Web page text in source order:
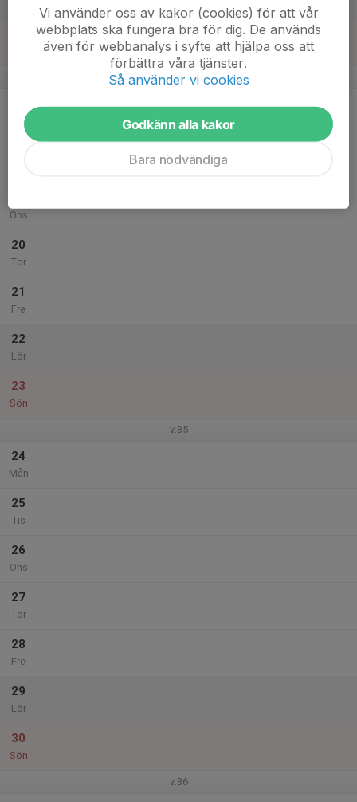
v.34
Mån
Ons
20
Tor
21
Fre
22
Lör
23
Sön
v.35
24
Mån
25
Tis
26
Ons
27
Tor
28
Fre
29
Lör
30
Sön
v.36
Vi använder oss av kakor (cookies) för att vår
webbplats ska fungera bra för dig. De används
även för webbanalys i syfte att hjälpa oss att
förbättra våra tjänster.
Så använder vi cookies
Godkänn alla kakor
Bara nödvändiga